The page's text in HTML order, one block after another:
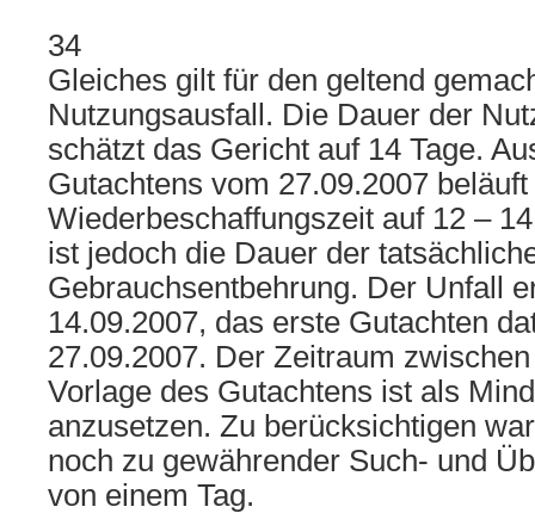
34
Gleiches gilt für den geltend
Nutzungsausfall. Die Dauer der
schätzt das Gericht auf 14 Tage.
Gutachtens vom 27.09.2007
Wiederbeschaffungszeit auf 12 –
ist jedoch die Dauer der
Gebrauchsentbehrung. Der Unfall
14.09.2007, das erste Gutachten
27.09.2007. Der Zeitraum
Vorlage des Gutachtens ist als
anzusetzen. Zu berücksichtigen
noch zu gewährender Such- und
von einem Tag.